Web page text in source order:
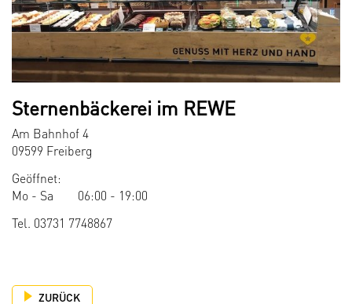
Sternenbäckerei im REWE
Am Bahnhof 4
09599 Freiberg
Geöffnet:
Mo - Sa
06:00 - 19:00
Tel. 03731 7748867
ZURÜCK